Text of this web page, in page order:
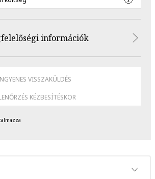
információk
VISSZAKÜLDÉS
KÉZBESÍTÉSKOR